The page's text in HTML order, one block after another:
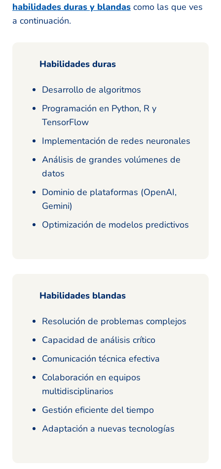
habilidades duras y blandas como las que ves
a continuación.
Habilidades duras
Desarrollo de algoritmos
Programación en Python, R y
TensorFlow
Implementación de redes neuronales
Análisis de grandes volúmenes de
datos
Dominio de plataformas (OpenAI,
Gemini)
Optimización de modelos predictivos
Habilidades blandas
Resolución de problemas complejos
Capacidad de análisis crítico
Comunicación técnica efectiva
Colaboración en equipos
multidisciplinarios
Gestión eficiente del tiempo
Adaptación a nuevas tecnologías